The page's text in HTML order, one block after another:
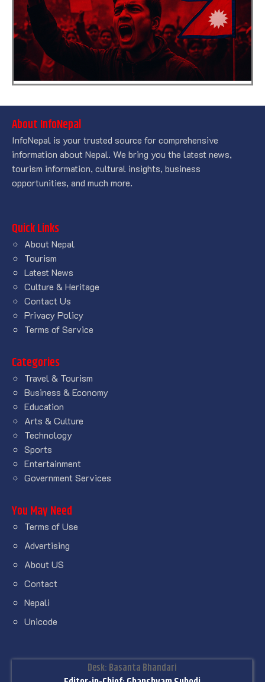
About InfoNepal
InfoNepal is your trusted source for comprehensive
information about Nepal. We bring you the latest news,
tourism information, cultural insights, business
opportunities, and much more.
Quick Links
About Nepal
Tourism
Latest News
Culture & Heritage
Contact Us
Privacy Policy
Terms of Service
Categories
Travel & Tourism
Business & Economy
Education
Arts & Culture
Technology
Sports
Entertainment
Government Services
You May Need
Terms of Use
Advertising
About US
Contact
Nepali
Unicode
Desk: Basanta Bhandari